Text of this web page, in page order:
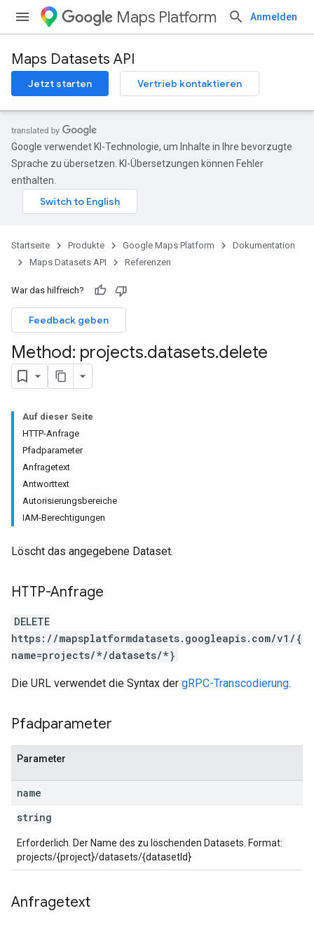
Maps Platform Anmelden
Maps Datasets API
Jetzt starten Vertrieb kontaktieren
Google verwendet KI-Technologie, um Inhalte in Ihre bevorzugte
Sprache zu übersetzen. KI-Übersetzungen können Fehler
enthalten.
Startseite Produkte Google Maps Platform
Dokumentation
Maps Datasets API
Referenzen
War das hilfreich?
Feedback geben
Method: projects.datasets.delete
Auf dieser Seite
HTTP-Anfrage
Pfadparameter
Anfragetext
Antworttext
Autorisierungsbereiche
IAM-Berechtigungen
Löscht das angegebene Dataset.
HTTP-Anfrage
DELETE
https://mapsplatformdatasets.googleapis.com/v1/{
name=projects/*/datasets/*}
Die URL verwendet die Syntax der gRPC-Transcodierung.
Pfadparameter
Parameter
name
string
Erforderlich. Der Name des zu löschenden Datasets. Format:
projects/{project}/datasets/{datasetId}
Anfragetext